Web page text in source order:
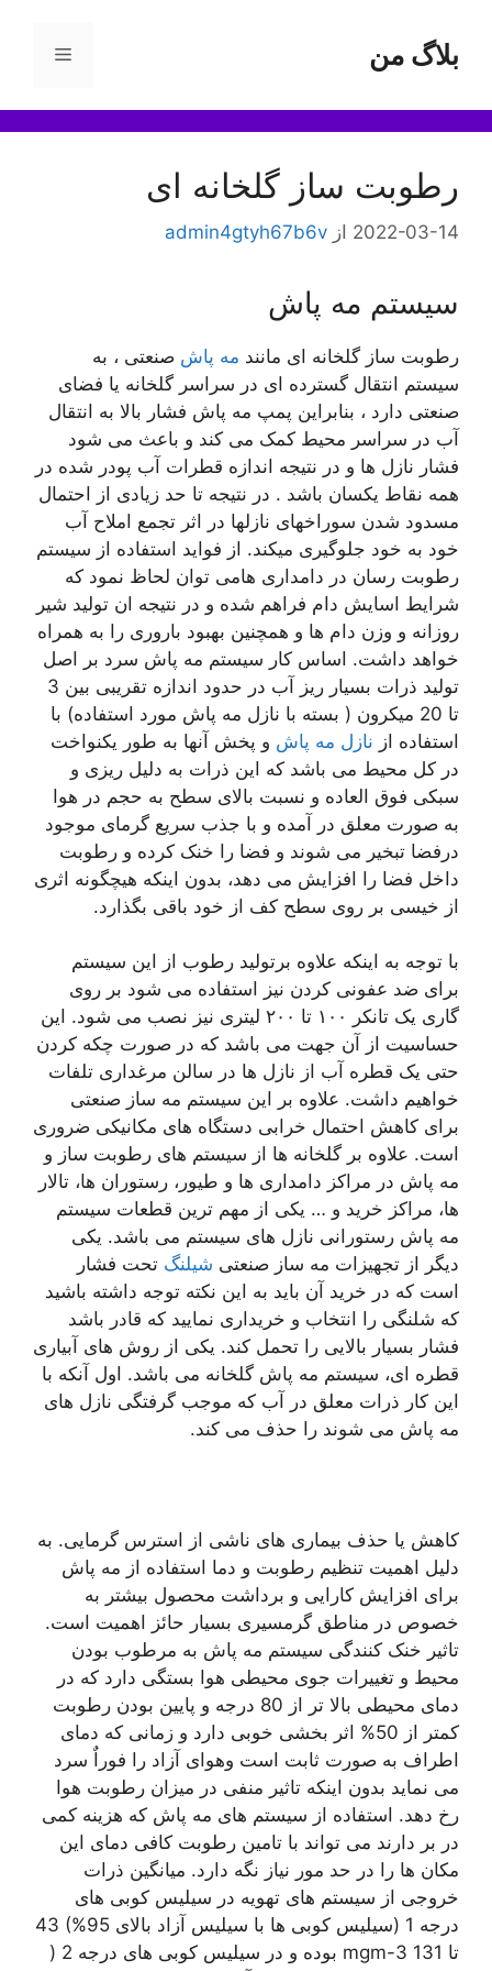
بلاگ من فهرست
رطوبت ساز گلخانه ای
2022-03-14 ازadmin4gtyh67b6v
سیستم مه پاش
رطوبت ساز گلخانه ای مانندمه پاش صنعتی ، به
سیستم انتقال گسترده ای در سراسر گلخانه یا فضای
صنعتی دارد ، بنابراین پمپ مه پاش فشار بالا به انتقال
آب در سراسر محیط کمک می کند و باعث می شود
فشار نازل ها و در نتیجه اندازه قطرات آب پودر شده در
همه نقاط یکسان باشد . در نتیجه تا حد زیادی از احتمال
مسدود شدن سوراخهای نازلها در اثر تجمع املاح آب
خود به خود جلوگیری میکند. از فواید استفاده از سیستم
رطوبت رسان در دامداری هامی توان لحاظ نمود که
شرایط اسایش دام فراهم شده و در نتیجه ان تولید شیر
روزانه و وزن دام ها و همچنین بهبود باروری را به همراه
خواهد داشت. اساس کار سیستم مه پاش سرد بر اصل
تولید ذرات بسیار ریز آب در حدود اندازه تقریبی بین 3
تا 20 میکرون ( بسته با نازل مه پاش مورد استفاده) با
استفاده ازنازل مه پاش و پخش آنها به طور یکنواخت
در کل محیط می باشد که این ذرات به دلیل ریزی و
سبکی فوق العاده و نسبت بالای سطح به حجم در هوا
به صورت معلق در آمده و با جذب سریع گرمای موجود
درفضا تبخیر می شوند و فضا را خنک کرده و رطوبت
داخل فضا را افزایش می دهد، بدون اینکه هیچگونه اثری
از خیسی بر روی سطح کف از خود باقی بگذارد.
با توجه به اینکه علاوه برتولید رطوب از این سیستم
برای ضد عفونی کردن نیز استفاده می شود بر روی
گاری یک تانکر ۱۰۰ تا ۲۰۰ لیتری نیز نصب می شود. این
حساسیت از آن جهت می باشد که در صورت چکه کردن
حتی یک قطره آب از نازل ها در سالن مرغداری تلفات
خواهیم داشت. علاوه بر این سیستم مه ساز صنعتی
برای کاهش احتمال خرابی دستگاه های مکانیکی ضروری
است. علاوه بر گلخانه ها از سیستم های رطوبت ساز و
مه پاش در مراکز دامداری ها و طیور، رستوران ها، تالار
ها، مراکز خرید و … یکی از مهم ترین قطعات سیستم
مه پاش رستورانی نازل های سیستم می باشد. یکی
دیگر از تجهیزات مه ساز صنعتیشیلنگتحت فشار
است که در خرید آن باید به این نکته توجه داشته باشید
که شلنگی را انتخاب و خریداری نمایید که قادر باشد
فشار بسیار بالایی را تحمل کند. یکی از روش های آبیاری
قطره ای، سیستم مه پاش گلخانه می باشد. اول آنکه با
این کار ذرات معلق در آب که موجب گرفتگی نازل های
مه پاش می شوند را حذف می کند.
کاهش یا حذف بیماری های ناشی از استرس گرمایی. به
دلیل اهمیت تنظیم رطوبت و دما استفاده از مه پاش
برای افزایش کارایی و برداشت محصول بیشتر به
خصوص در مناطق گرمسیری بسیار حائز اهمیت است.
تاثیر خنک کنندگی سیستم مه پاش به مرطوب بودن
محیط و تغییرات جوی محیطی هوا بستگی دارد که در
دمای محیطی بالا تر از 80 درجه و پایین بودن رطوبت
کمتر از 50% اثر بخشی خوبی دارد و زمانی که دمای
اطراف به صورت ثابت است وهوای آزاد را فوراٌ سرد
می نماید بدون اینکه تاثیر منفی در میزان رطوبت هوا
رخ دهد. استفاده از سیستم های مه پاش که هزینه کمی
در بر دارند می تواند با تامین رطوبت کافی دمای این
مکان ها را در حد مور نیاز نگه دارد. میانگین ذرات
خروجی از سیستم های تهویه در سیلیس کوبی های
درجه 1 (سیلیس کوبی ها با سیلیس آزاد بالای 95%) 43
تا mgm-3 131 بوده و در سیلیس کوبی های درجه 2 (